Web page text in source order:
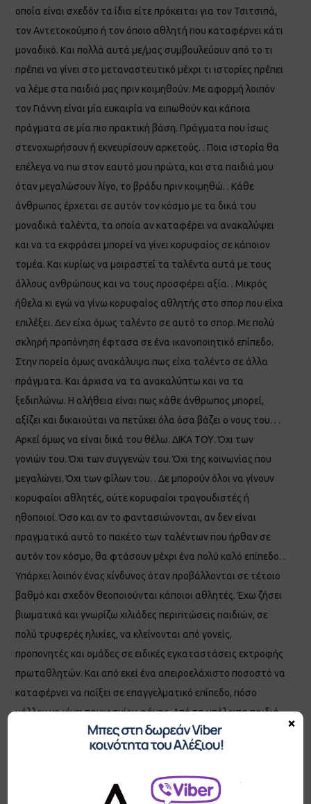
οποία είναι σχεδόν τα ίδια είτε πρόκειται για τον Τσιτσιπά,
τον Αντετοκούμπο ή τον όποιο αθλητή που καταφέρνει κάτι
μοναδικό. Και πολλά αυτά με/μας συμβουλεύουν από το τι
πρέπει να γίνει στο μεταναστευτικό μέχρι τι ιστορίες πρέπει
να λέμε στα παιδιά μας πριν κοιμηθούν. Με αφορμή λοιπόν
τον Γιάννη είναι μία ευκαιρία να ειπωθούν και κάποια
πράγματα σε μία πιο πρακτική βάση. Πράγματα που ίσως
στενοχωρήσουν ή εκνευρίσουν αρκετούς. . Ποια ιστορία θα
επέλεγα να πω στον εαυτό μου πρώτα, και στα παιδιά μου
όταν μεγαλώσουν λίγο, το βράδυ πριν κοιμηθώ. . Κάθε
άνθρωπος έρχεται σε αυτόν τον κόσμο με τα δικά του
μοναδικά ταλέντα, τα οποία αν καταφέρει να ανακαλύψει
και να τα εκφράσει μπορεί να γίνει κορυφαίος σε κάποιον
τομέα. Και κυρίως να μοιραστεί τα ταλέντα αυτά με τους
άλλους ανθρώπους και να τους προσφέρει αξία. . Μικρός
ήθελα κι εγώ να γίνω κορυφαίος αθλητής στο σπορ που είχα
επιλέξει. Δεν είχα όμως ταλέντο σε αυτό το σπορ. Με πολύ
σκληρή προπόνηση έφτασα σε ένα ικανοποιητικό επίπεδο.
Στην πορεία όμως ανακάλυψα πως είχα ταλέντο σε άλλα
πράγματα. Και άρχισα να τα ανακαλύπτω και να τα
ξεδιπλώνω. Η αλήθεια είναι πως κάθε άνθρωπος μπορεί,
αξίζει και δικαιούται να πετύχει όλα όσα βάζει ο νους του. . .
Αρκεί όμως να είναι δικά του θέλω. ΔΙΚΑ ΤΟΥ. Όχι των
γονιών του. Όχι των συγγενών του. Όχι της κοινωνίας που
μεγαλώνει. Όχι των φίλων του. . Δε μπορούν όλοι να γίνουν
κορυφαίοι αθλητές, ούτε κορυφαίοι τραγουδιστές ή
ηθοποιοί. Όσο και αν το φαντασιώνονται, αν δεν είναι
πραγματικά αυτό το πακέτο των ταλέντων που ήρθαν σε
αυτόν τον κόσμο, θα φτάσουν μέχρι ένα πολύ καλό επίπεδο. .
Υπάρχει λοιπόν ένας κίνδυνος όταν προβάλλονται σε τέτοιο
βαθμό και σχεδόν θεοποιούνται κάποιοι αθλητές. Έχω ζήσει
βιωματικά και γνωρίζω χιλιάδες περιπτώσεις παιδιών, σε
πολύ τρυφερές ηλικίες, να κλείνονται από γονείς,
προπονητές και ομάδες σε ειδικές εγκαταστάσεις εκτροφής
πρωταθλητών. Και από εκεί ένα απειροελάχιστο ποσοστό να
καταφέρνει να παίξει σε επαγγελματικό επίπεδο, πόσο
μάλλον να γίνει παγκοσμίου φήμης. Από τα υπόλοιπα παιδιά,
η πλειοψηφία σχεδόν καταστρέφεται ψυχολογικά από αυτή
τη διαδικασία. . Είναι πολύ εύκολο να γράφουμε
που καταφέρνουν θαυμαστές επιτυχίες. Και φυσικά πολλοί
×